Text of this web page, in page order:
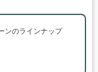
ンのラインナップ